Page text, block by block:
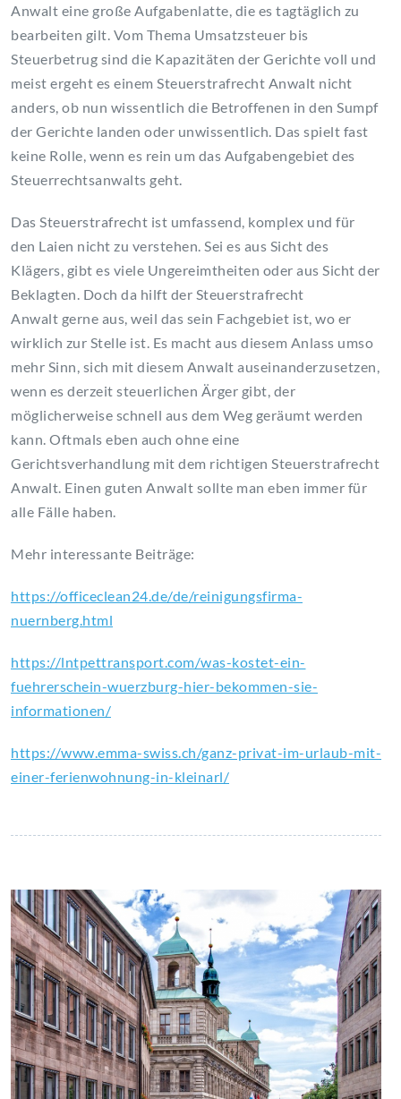
Anwalt eine große Aufgabenlatte, die es tagtäglich zu
bearbeiten gilt. Vom Thema Umsatzsteuer bis
Steuerbetrug sind die Kapazitäten der Gerichte voll und
meist ergeht es einem Steuerstrafrecht Anwalt nicht
anders, ob nun wissentlich die Betroffenen in den Sumpf
der Gerichte landen oder unwissentlich. Das spielt fast
keine Rolle, wenn es rein um das Aufgabengebiet des
Steuerrechtsanwalts geht.
Das Steuerstrafrecht ist umfassend, komplex und für
den Laien nicht zu verstehen. Sei es aus Sicht des
Klägers, gibt es viele Ungereimtheiten oder aus Sicht der
Beklagten. Doch da hilft der Steuerstrafrecht
Anwalt gerne aus, weil das sein Fachgebiet ist, wo er
wirklich zur Stelle ist. Es macht aus diesem Anlass umso
mehr Sinn, sich mit diesem Anwalt auseinanderzusetzen,
wenn es derzeit steuerlichen Ärger gibt, der
möglicherweise schnell aus dem Weg geräumt werden
kann. Oftmals eben auch ohne eine
Gerichtsverhandlung mit dem richtigen Steuerstrafrecht
Anwalt. Einen guten Anwalt sollte man eben immer für
alle Fälle haben.
Mehr interessante Beiträge:
https://officeclean24.de/de/reinigungsfirma-
nuernberg.html
https://lntpettransport.com/was-kostet-ein-
fuehrerschein-wuerzburg-hier-bekommen-sie-
informationen/
https://www.emma-swiss.ch/ganz-privat-im-urlaub-mit-
einer-ferienwohnung-in-kleinarl/